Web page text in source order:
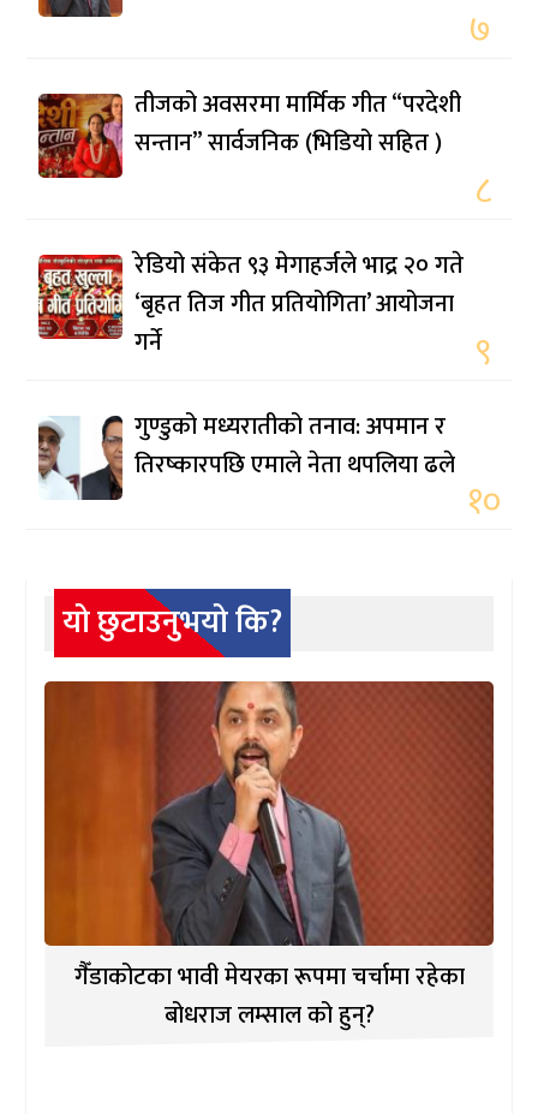
७
तीजको अवसरमा मार्मिक गीत “परदेशी
सन्तान” सार्वजनिक (भिडियो सहित )
८
रेडियो संकेत ९३ मेगाहर्जले भाद्र २० गते
‘बृहत तिज गीत प्रतियोगिता’ आयोजना
गर्ने
९
गुण्डुको मध्यरातीको तनाव: अपमान र
तिरष्कारपछि एमाले नेता थपलिया ढले
१०
यो छुटाउनुभयो कि?
गैँडाकोटका भावी मेयरका रूपमा चर्चामा रहेका
बोधराज लम्साल को हुन्?